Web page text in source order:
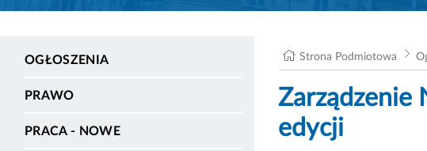
OGŁOSZENIA
PRAWO
PRACA - NOWE
Strona Podmiotowa
Zarządzenie
edycji